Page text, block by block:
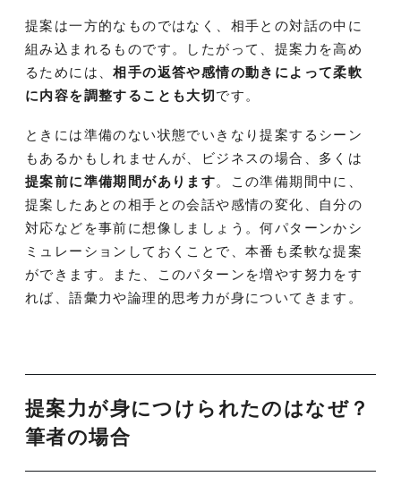
提案は一方的なものではなく、相手との対話の中に
組み込まれるものです。したがって、提案力を高め
るためには、相手の返答や感情の動きによって柔軟
に内容を調整することも大切です。
ときには準備のない状態でいきなり提案するシーン
もあるかもしれませんが、ビジネスの場合、多くは
提案前に準備期間があります。この準備期間中に、
提案したあとの相手との会話や感情の変化、自分の
対応などを事前に想像しましょう。何パターンかシ
ミュレーションしておくことで、本番も柔軟な提案
ができます。また、このパターンを増やす努力をす
れば、語彙力や論理的思考力が身についてきます。
提案力が身につけられたのはなぜ？
筆者の場合